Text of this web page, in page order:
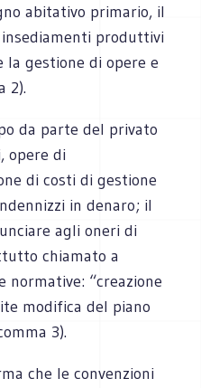
abitativo primario, il
produttivi
la gestione di opere e
2).
da parte del privato
opere di
di costi di gestione
in denaro; il
agli oneri di
chiamato a
normative: “creazione
modifica del piano
3).
che le convenzioni